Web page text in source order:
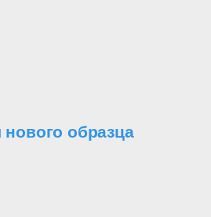
образца